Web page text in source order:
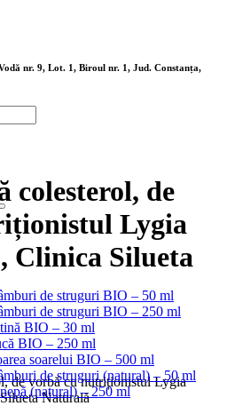
nr. 9, Lot. 1, Biroul nr. 1, Jud. Constanța,
de struguri BIO – 50 ml
de struguri BIO – 250 ml
BIO – 30 ml
BIO – 250 ml
soarelui BIO – 500 ml
de struguri (natural) – 50 ml
(natural) – 250 ml
colesterol, de
Lygia
Clinica Silueta
de vorbă cu nutriționistul Lygia
Naturală